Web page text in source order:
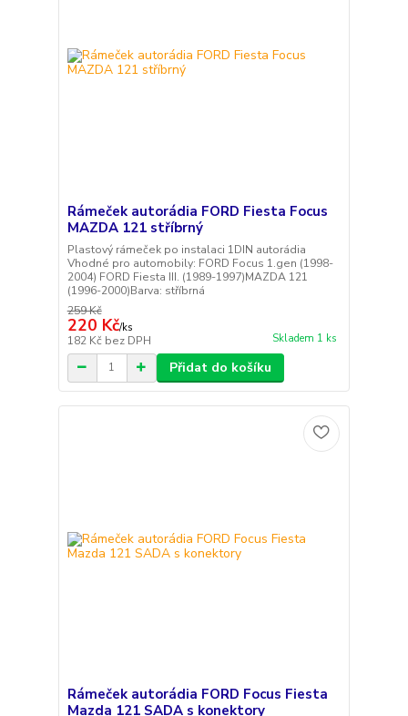
Rámeček autorádia FORD Fiesta Focus
MAZDA 121 stříbrný
Plastový rámeček po instalaci 1DIN autorádia
Vhodné pro automobily: FORD Focus 1.gen (1998-
2004) FORD Fiesta III. (1989-1997)MAZDA 121
(1996-2000)Barva: stříbrná
259 Kč
220 Kč/ks
182 Kč bez DPH Skladem 1 ks
Přidat do košíku
Rámeček autorádia FORD Focus Fiesta
Mazda 121 SADA s konektory